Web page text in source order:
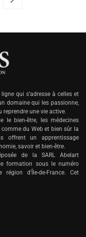
qui s’adresse à celles et
domaine qui les passionne,
une vie active.
le bien-être, les médecines
du Web et bien sûr la
offrent un apprentissage
savoir et bien-être.
de la SARL Abelart
formation sous le numéro
région d'Île-de-France. Cet